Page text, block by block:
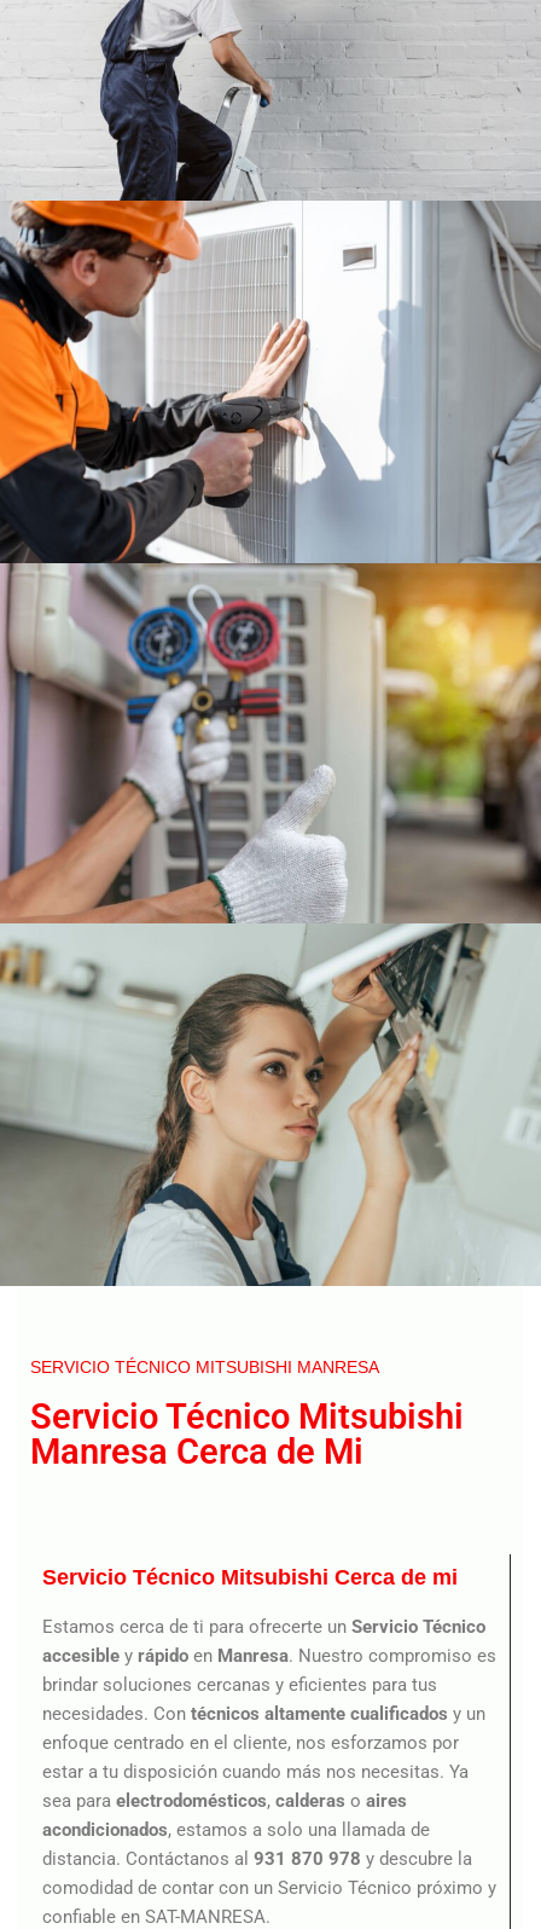
SERVICIO TÉCNICO MITSUBISHI MANRESA
Servicio Técnico Mitsubishi
Manresa Cerca de Mi
Servicio Técnico Mitsubishi Cerca de mi
Estamos cerca de ti para ofrecerte un Servicio Técnico
accesible y rápido en Manresa. Nuestro compromiso es
brindar soluciones cercanas y eficientes para tus
necesidades. Con técnicos altamente cualificados y un
enfoque centrado en el cliente, nos esforzamos por
estar a tu disposición cuando más nos necesitas. Ya
sea para electrodomésticos, calderas o aires
acondicionados, estamos a solo una llamada de
distancia. Contáctanos al 931 870 978 y descubre la
comodidad de contar con un Servicio Técnico próximo y
confiable en SAT-MANRESA.